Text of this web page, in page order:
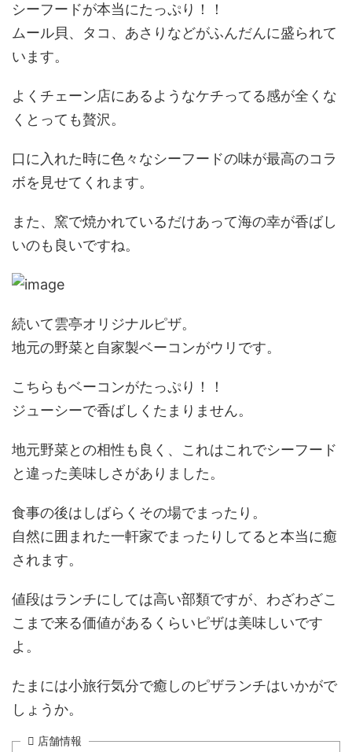
シーフードが本当にたっぷり！！
ムール貝、タコ、あさりなどがふんだんに盛られて
います。
よくチェーン店にあるようなケチってる感が全くな
くとっても贅沢。
口に入れた時に色々なシーフードの味が最高のコラ
ボを見せてくれます。
また、窯で焼かれているだけあって海の幸が香ばし
いのも良いですね。
続いて雲亭オリジナルピザ。
地元の野菜と自家製ベーコンがウリです。
こちらもベーコンがたっぷり！！
ジューシーで香ばしくたまりません。
地元野菜との相性も良く、これはこれでシーフード
と違った美味しさがありました。
食事の後はしばらくその場でまったり。
自然に囲まれた一軒家でまったりしてると本当に癒
されます。
値段はランチにしては高い部類ですが、わざわざこ
こまで来る価値があるくらいピザは美味しいです
よ。
たまには小旅行気分で癒しのピザランチはいかがで
しょうか。
店舗情報